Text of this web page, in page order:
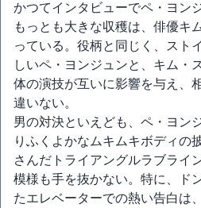
かつてインタビューでペ・ヨン
もっとも大きな収穫は、俳優キ
っている。役柄と同じく、スト
しいペ・ヨンジュンと、キム・
体の演技が互いに影響を与え、
違いない。
男の対決といえども、ペ・ヨン
りふくよかなムキムキボディの
さんだトライアングルラブライ
模様も手を抜かない。特に、ド
たエレベーターでの熱い告白は